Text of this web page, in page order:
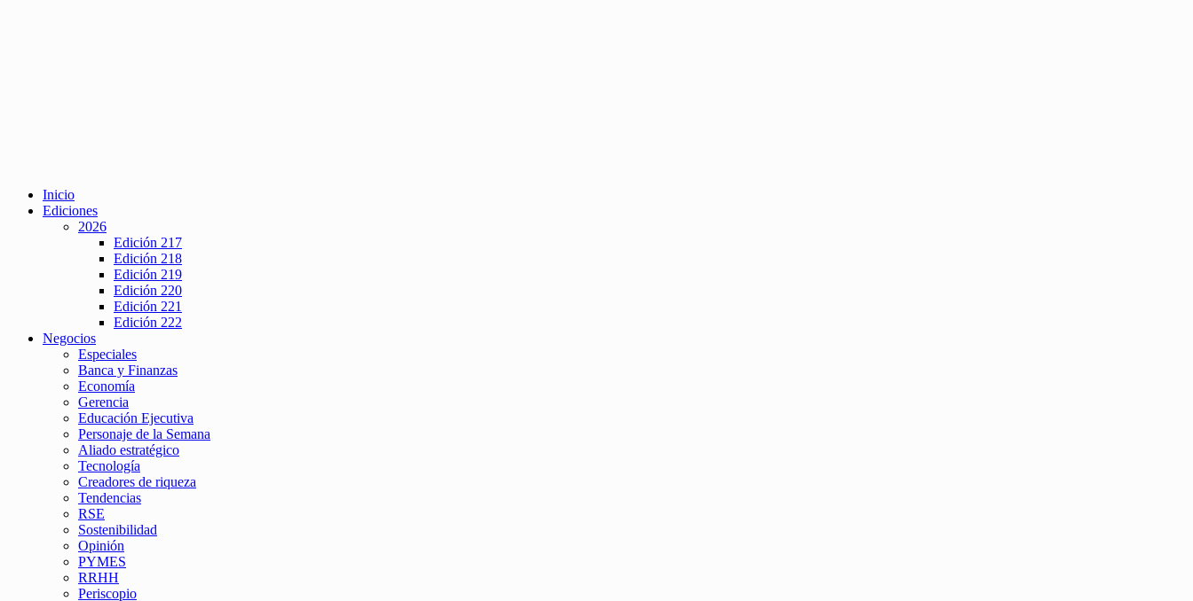
Inicio
Ediciones
2026
Edición 217
Edición 218
Edición 219
Edición 220
Edición 221
Edición 222
Negocios
Especiales
Banca y Finanzas
Economía
Gerencia
Educación Ejecutiva
Personaje de la Semana
Aliado estratégico
Tecnología
Creadores de riqueza
Tendencias
RSE
Sostenibilidad
Opinión
PYMES
RRHH
Periscopio